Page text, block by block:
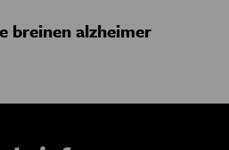
breinen alzheimer